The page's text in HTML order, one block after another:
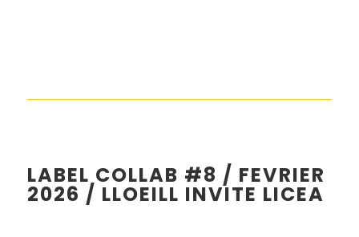
LABEL COLLAB #8 / FEVRIER
2026 / LLOEILL INVITE LICEA